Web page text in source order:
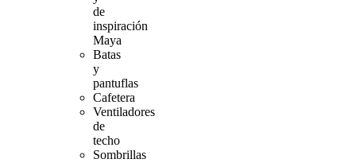
de
inspiración
Maya
Batas
y
pantuflas
Cafetera
Ventiladores
de
techo
Sombrillas